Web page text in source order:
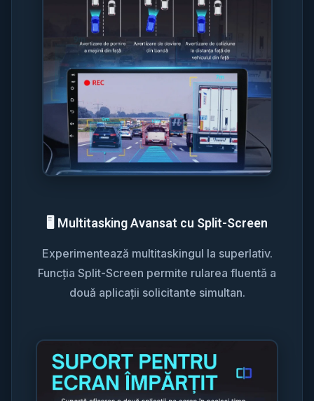
🖥️ Multitasking Avansat cu Split-Screen
Experimentează multitaskingul la superlativ.
Funcția Split-Screen permite rularea fluentă a
două aplicații solicitante simultan.